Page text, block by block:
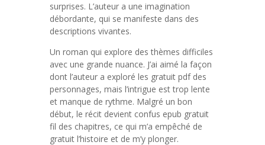
surprises. L’auteur a une imagination
débordante, qui se manifeste dans des
descriptions vivantes.
Un roman qui explore des thèmes difficiles
avec une grande nuance. J’ai aimé la façon
dont l’auteur a exploré les gratuit pdf des
personnages, mais l’intrigue est trop lente
et manque de rythme. Malgré un bon
début, le récit devient confus epub gratuit
fil des chapitres, ce qui m’a empêché de
gratuit l’histoire et de m’y plonger.